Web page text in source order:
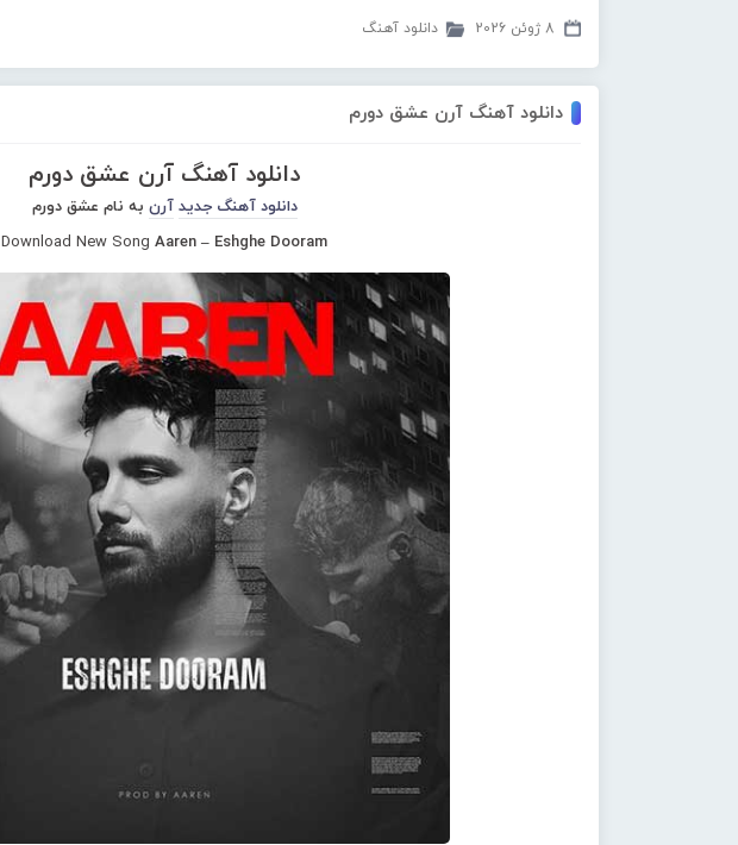
8 ژوئن 2026 دانلود آهنگ
دانلود آهنگ آرن عشق دورم
دانلود آهنگ آرن عشق دورم
دانلود آهنگ جدید آرن به نام عشق دورم
Download New Song Aaren – Eshghe Dooram